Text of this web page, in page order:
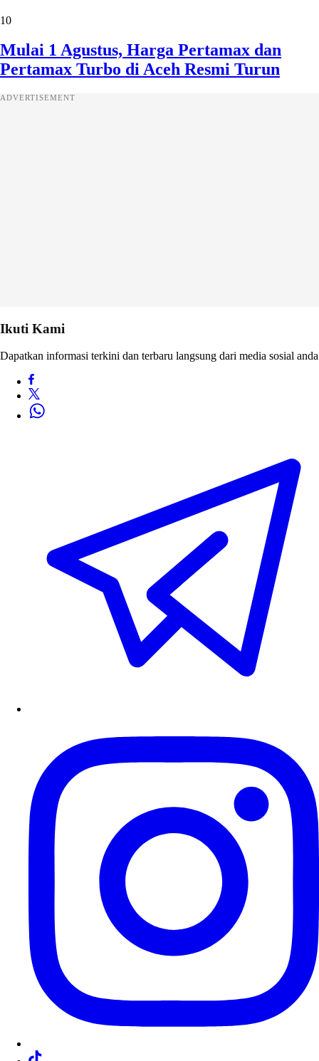
10
Mulai 1 Agustus, Harga Pertamax dan
Pertamax Turbo di Aceh Resmi Turun
ADVERTISEMENT
Ikuti Kami
Dapatkan informasi terkini dan terbaru langsung dari media sosial anda